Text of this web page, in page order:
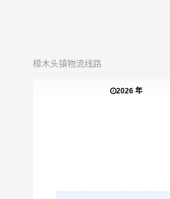
樟木头镇物流线路
2026 年